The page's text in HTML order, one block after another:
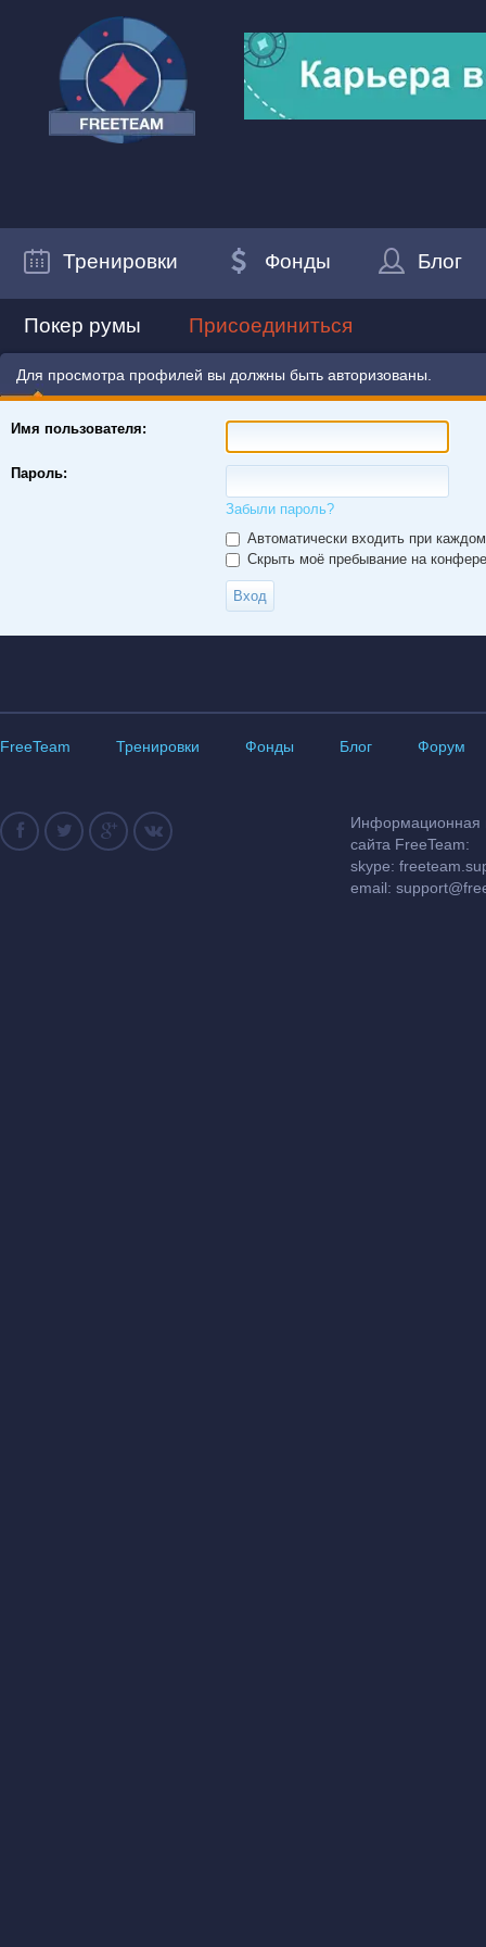
Тренировки Фонды Блог
Покер румы Присоединиться
Для просмотра профилей вы должны быть авторизованы.
Имя пользователя:
Пароль:
Забыли пароль?
Автоматически входить при
Скрыть моё пребывание на
FreeTeam Тренировки Фонды Блог Форум
Информационная
сайта FreeTeam:
skype:
email: